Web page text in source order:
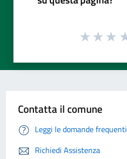
Contatta il comune
Leggi le domande frequenti
Richiedi Assistenza